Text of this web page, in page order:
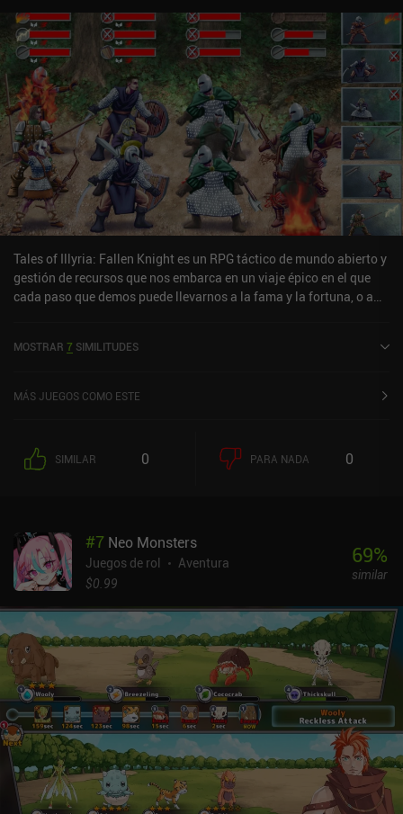
Tales of Illyria: Fallen Knight es un RPG táctico de mundo abierto y
gestión de recursos que nos embarca en un viaje épico en el que
cada paso que demos puede llevarnos a la fama y la fortuna, o a
falsamente del asesinato de su propia familia. El modo de juego
utilizando oro, influencia y las habilidades de nuestro personaje.
para que los enemigos, los eventos aleatorios y las condiciones
climáticas desfavorables obstaculicen nuestro progreso y dañen a
más adelante en el juego.El combate se desarrolla en una
cuadrícula en la que nuestros personajes y nuestros enemigos se
turnan para atacar, defenderse, potenciarse, lanzar hechizos y
basándose en comportamientos preestablecidos, pero si no
estamos satisfechos con cómo va la batalla, podemos hacer una
pausa en cualquier momento para dar nuevas órdenes, lo que
significa que podemos disfrutar del trepidante combate del juego
sin perder el control sobre el campo. Mientras tanto, la rica
variedad de movimientos y hechizos que aprendemos y subimos
de nivel introduce muchas posibilidades tácticas interesantes.El
juego presenta un estilo visual único en el que cada objeto y
personaje está cuidadosamente dibujado a mano. Pero lo más
impresionante es que los desarrolladores han creado un enorme
mundo de fantasía con una profunda tradición, una rica historia y
MOSTRAR 7 SIMILITUDES
MÁS JUEGOS COMO ESTE
SIMILAR 0 PARA NADA 0
#7 Neo Monsters
Juegos de rol
Aventura
$0.99
69%
similar